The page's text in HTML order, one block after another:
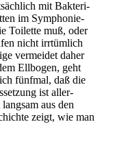
mit Bak­te­ri­
im Sym­pho­nie­
Toi­let­te muß, oder
nicht irr­tüm­lich
ver­mei­det daher
Ell­bo­gen, geht
fünf­mal, daß die
ist aller­
aus den
zeigt, wie man